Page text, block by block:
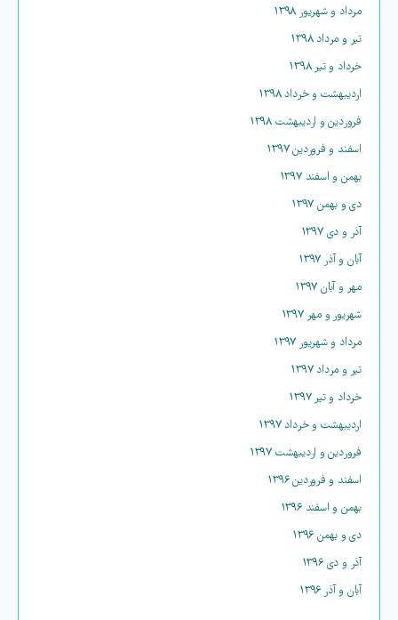
مرداد و شهریور ۱۳۹۸
تیر و مرداد ۱۳۹۸
خرداد و تیر ۱۳۹۸
اردیبهشت و خرداد ۱۳۹۸
فروردین و اردیبهشت ۱۳۹۸
اسفند و فروردین ۱۳۹۷
بهمن و اسفند ۱۳۹۷
دی و بهمن ۱۳۹۷
آذر و دی ۱۳۹۷
آبان و آذر ۱۳۹۷
مهر و آبان ۱۳۹۷
شهریور و مهر ۱۳۹۷
مرداد و شهریور ۱۳۹۷
تیر و مرداد ۱۳۹۷
خرداد و تیر ۱۳۹۷
اردیبهشت و خرداد ۱۳۹۷
فروردین و اردیبهشت ۱۳۹۷
اسفند و فروردین ۱۳۹۶
بهمن و اسفند ۱۳۹۶
دی و بهمن ۱۳۹۶
آذر و دی ۱۳۹۶
آبان و آذر ۱۳۹۶